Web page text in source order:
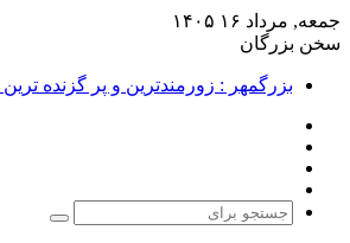
جمعه, مرداد ۱۶ ۱۴۰۵
سخن بزرگان
بزرگمهر : زورمندترین و پر گزنده
جستجو